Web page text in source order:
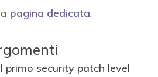
pagina dedicata.
primo security patch level